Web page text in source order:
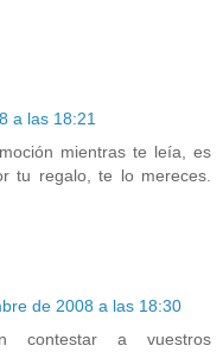
a las 18:21
mientras te leía, es
tu regalo, te lo mereces.
de 2008 a las 18:30
contestar a vuestros